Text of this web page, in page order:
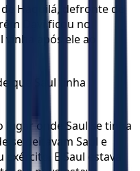
Haquilá, defronte de
Davi ficou no
após ele ao
que Saul tinha
lugar onde Saul se tinha
se deitavam Saul e
E Saul estava